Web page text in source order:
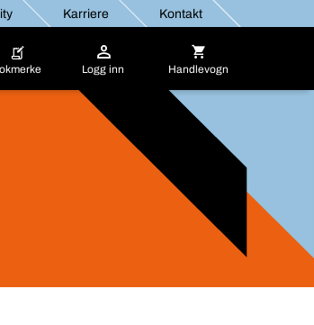
Karriere Kontakt
Logg inn Handlevogn